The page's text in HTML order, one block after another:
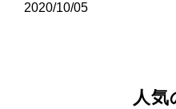
2020/10/05
人気